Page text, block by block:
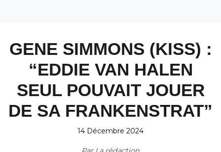
GENE SIMMONS (KISS) :
“EDDIE VAN HALEN
SEUL POUVAIT JOUER
DE SA FRANKENSTRAT”
14 Décembre 2024